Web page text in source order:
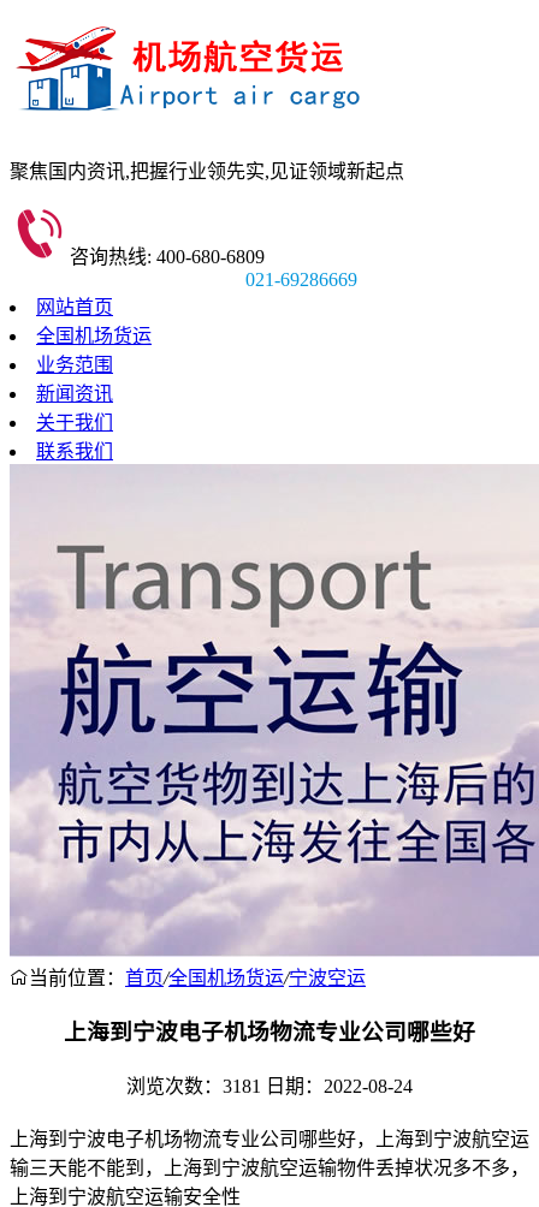
聚焦国内资讯,把握行业领先实,见证领域新起点
咨询热线: 400-680-6809
021-69286669
网站首页
全国机场货运
业务范围
新闻资讯
关于我们
联系我们
当前位置： 首页/全国机场货运/宁波空运
上海到宁波电子机场物流专业公司哪些好
浏览次数：3181 日期：2022-08-24
上海到宁波电子机场物流专业公司哪些好，上海到宁波航空运
输三天能不能到，上海到宁波航空运输物件丢掉状况多不多，
上海到宁波航空运输安全性